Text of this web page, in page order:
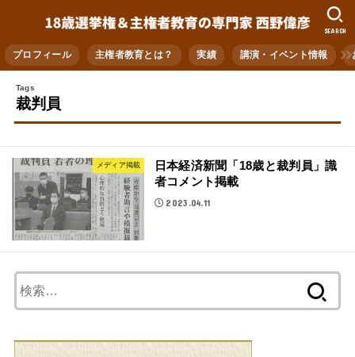
プロフィール 主権者教育とは？ 実績 講演・イベント情報
SEARCH
裁判員
メディア掲載
日本経済新聞「18歳と裁判員」識
者コメント掲載
2023.04.11
索: